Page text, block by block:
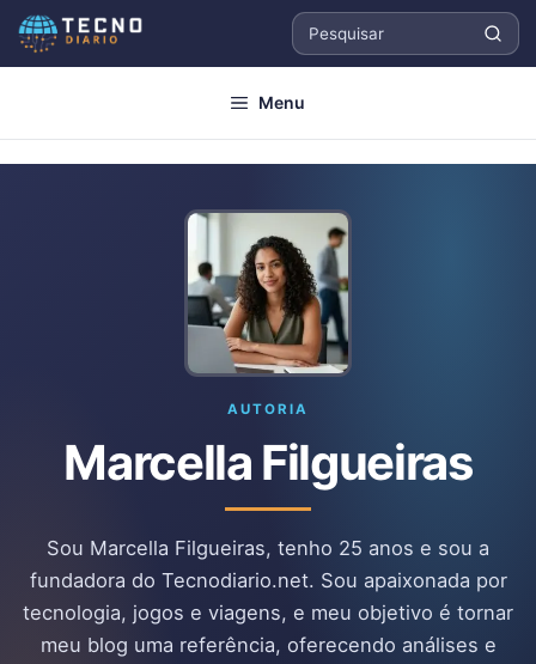
Pular
para
Pesquisar
Menu
AUTORIA
Marcella Filgueiras
Sou Marcella Filgueiras, tenho 25 anos e sou a
fundadora do Tecnodiario.net. Sou apaixonada por
tecnologia, jogos e viagens, e meu objetivo é tornar
meu blog uma referência, oferecendo análises e